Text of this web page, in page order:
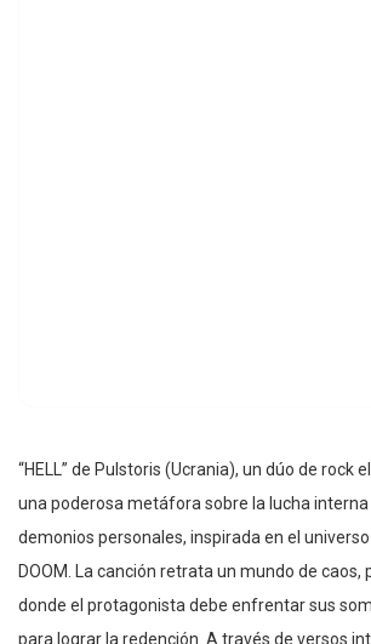
“HELL” de Pulstoris (Ucrania), un dúo de rock
una poderosa metáfora sobre la lucha
demonios personales, inspirada en el
DOOM. La canción retrata un mundo de caos,
donde el protagonista debe enfrentar sus
para lograr la redención. A través de versos